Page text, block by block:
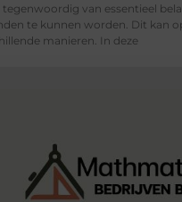
tegenwoordig van essentieel
te kunnen worden. Dit kan
manieren. In deze